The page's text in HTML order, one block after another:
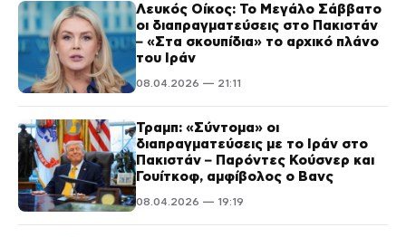
Λευκός Οίκος: Το Μεγάλο Σάββατο
οι διαπραγματεύσεις στο Πακιστάν
– «Στα σκουπίδια» το αρχικό πλάνο
του Ιράν
08.04.2026 — 21:11
Τραμπ: «Σύντομα» οι
διαπραγματεύσεις με το Ιράν στο
Πακιστάν – Παρόντες Κούσνερ και
Γουίτκοφ, αμφίβολος ο Βανς
08.04.2026 — 19:19